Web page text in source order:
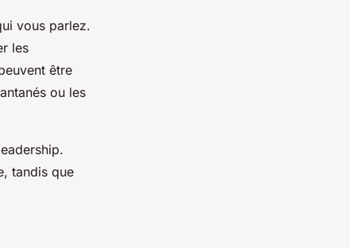
vous parlez.
les
être
ou les
tandis que